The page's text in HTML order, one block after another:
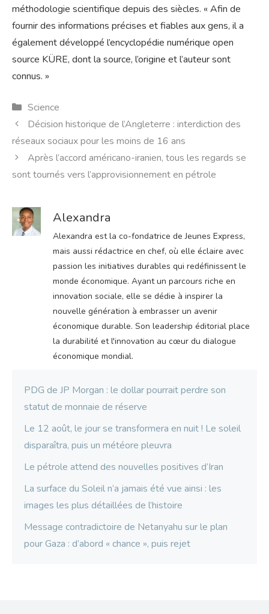
méthodologie scientifique depuis des siècles. « Afin de
fournir des informations précises et fiables aux gens, il a
également développé l’encyclopédie numérique open
source KÜRE, dont la source, l’origine et l’auteur sont
connus. »
Catégories
Science
Décision historique de l’Angleterre : interdiction des
réseaux sociaux pour les moins de 16 ans
Après l’accord américano-iranien, tous les regards se
sont tournés vers l’approvisionnement en pétrole
Alexandra
Alexandra est la co-fondatrice de Jeunes Express,
mais aussi rédactrice en chef, où elle éclaire avec
passion les initiatives durables qui redéfinissent le
monde économique. Ayant un parcours riche en
innovation sociale, elle se dédie à inspirer la
nouvelle génération à embrasser un avenir
économique durable. Son leadership éditorial place
la durabilité et l'innovation au cœur du dialogue
économique mondial.
PDG de JP Morgan : le dollar pourrait perdre son
statut de monnaie de réserve
Le 12 août, le jour se transformera en nuit ! Le soleil
disparaîtra, puis un météore pleuvra
Le pétrole attend des nouvelles positives d’Iran
La surface du Soleil n’a jamais été vue ainsi : les
images les plus détaillées de l’histoire
Message contradictoire de Netanyahu sur le plan
pour Gaza : d’abord « chance », puis rejet